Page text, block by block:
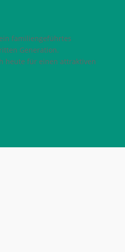
familiengeführtes
Generation.
heute für einen attraktiven